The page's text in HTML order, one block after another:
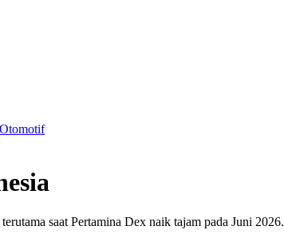
Otomotif
saat Pertamina Dex naik tajam pada Juni 2026.